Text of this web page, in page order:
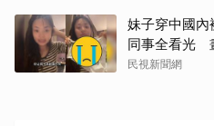
妹子穿中國內
同事全看光
民視新聞網